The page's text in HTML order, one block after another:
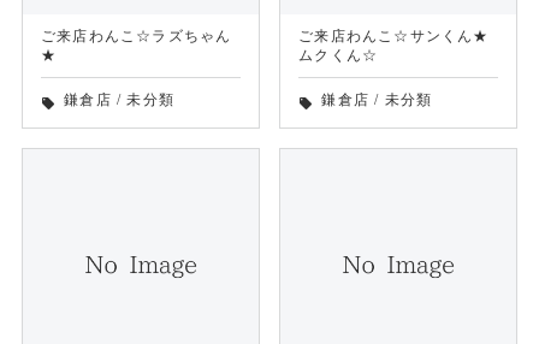
ご来店わんこ☆ラズちゃん
★
local_offer 鎌倉店 /未分類
ご来店わんこ☆サンくん★
ムクくん☆
local_offer 鎌倉店 / 未分類